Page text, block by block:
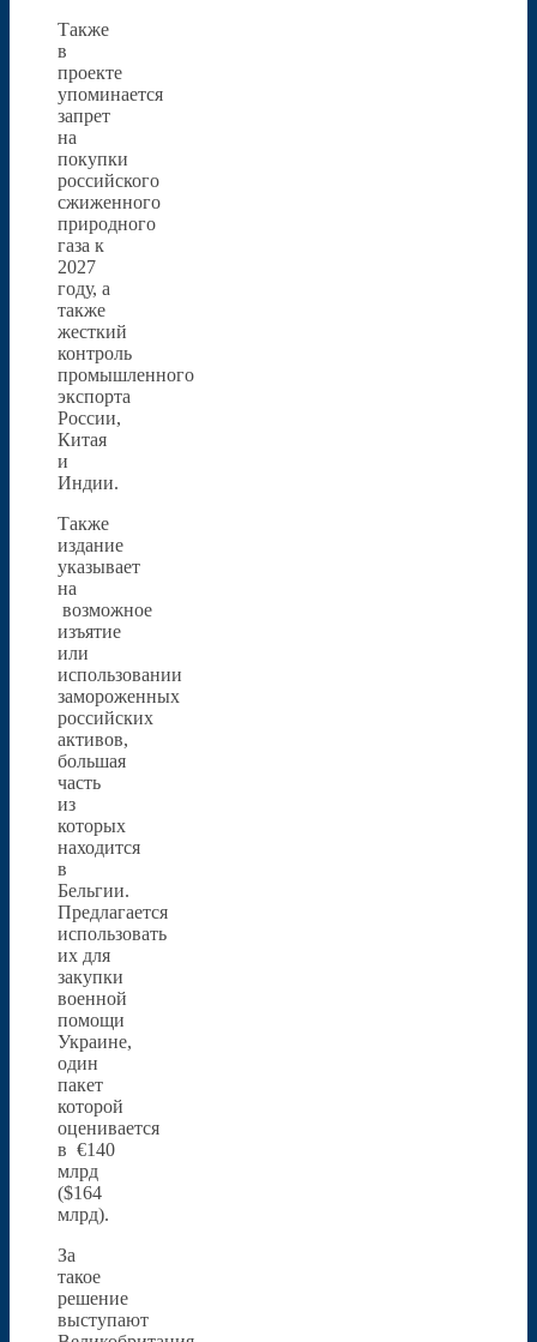
Также
в
проекте
упоминается
запрет
на
покупки
российского
сжиженного
природного
газа к
2027
году, а
также
жесткий
контроль
промышленного
экспорта
России,
Китая
и
Индии.
Также
издание
указывает
на
возможное
изъятие
или
использовании
замороженных
российских
активов,
большая
часть
из
которых
находится
в
Бельгии.
Предлагается
использовать
их для
закупки
военной
помощи
Украине,
один
пакет
которой
оценивается
в €140
млрд
($164
млрд).
За
такое
решение
выступают